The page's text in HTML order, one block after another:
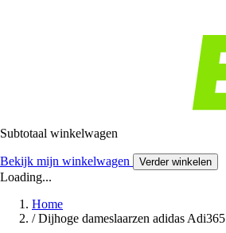
Subtotaal winkelwagen
Bekijk mijn winkelwagen Verder winkelen
Loading...
Home
/ Dijhoge dameslaarzen adidas Adi365